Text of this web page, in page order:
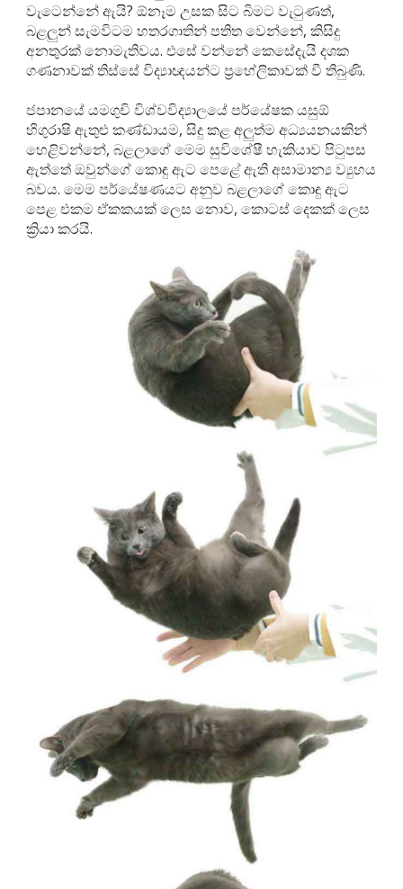
වැටෙන්නේ ඇයි? ඕනෑම උසක සිට බිමට වැටුණත්,
බළලුන් සැමවිටම හතරගාතින් පතිත වෙන්නේ, කිසිදු
අනතුරක් නොමැතිවය. එසේ වන්නේ කෙසේදැයි දශක
ගණනාවක් තිස්සේ විද්‍යාඥයන්ට ප්‍රහේලිකාවක් වී තිබුණි.
ජපානයේ යමගුචි විශ්වවිද්‍යාලයේ පර්යේෂක යසුඕ
හිගුරාෂි ඇතුළු කණ්ඩායම, සිදු කළ අලුත්ම අධ්‍යයනයකින්
හෙළිවන්නේ, බළලාගේ මෙම සුවිශේෂී හැකියාව පිටුපස
ඇත්තේ ඔවුන්ගේ කොඳු ඇට පෙළේ ඇති අසාමාන්‍ය ව්‍යුහය
බවය. මෙම පර්යේෂණයට අනුව බළලාගේ කොඳු ඇට
පෙළ එකම ඒකකයක් ලෙස නොව, කොටස් දෙකක් ලෙස
ක්‍රියා කරයි.